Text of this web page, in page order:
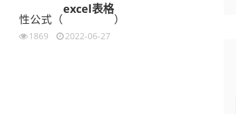
性公式（
excel表格
）
1869 2022-06-27